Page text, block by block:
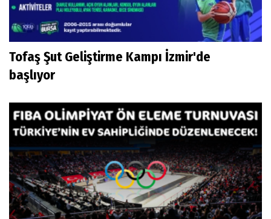
Tofaş Şut Geliştirme Kampı İzmir'de
başlıyor